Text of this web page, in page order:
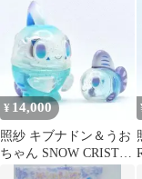
¥ 14,000
照紗 キブナドン＆うお
ちゃん SNOW CRISTAL
緑川光コラボ ソフビ